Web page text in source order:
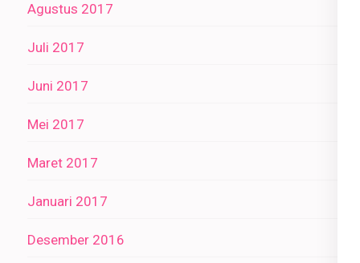
Agustus 2017
Juli 2017
Juni 2017
Mei 2017
Maret 2017
Januari 2017
Desember 2016